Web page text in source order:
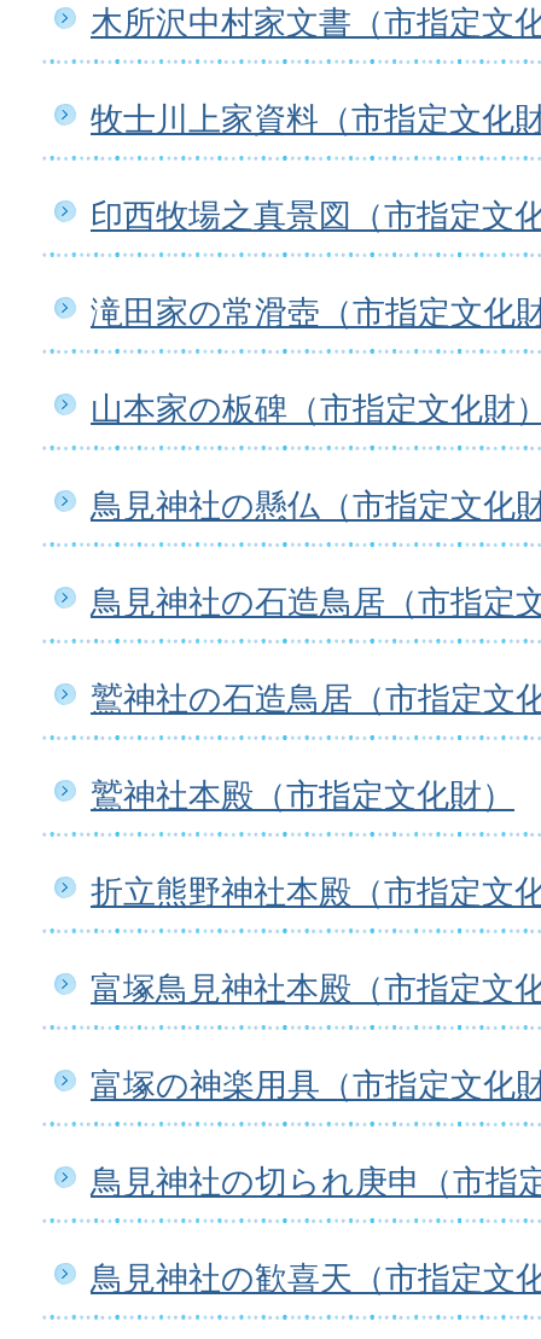
木所沢中村家文書（市指定文
牧士川上家資料（市指定文化
印西牧場之真景図（市指定文
滝田家の常滑壺（市指定文化
山本家の板碑（市指定文化財
鳥見神社の懸仏（市指定文化
鳥見神社の石造鳥居（市指定
鷲神社の石造鳥居（市指定文
鷲神社本殿（市指定文化財）
折立熊野神社本殿（市指定文
富塚鳥見神社本殿（市指定文
富塚の神楽用具（市指定文化
鳥見神社の切られ庚申（市指
鳥見神社の歓喜天（市指定文